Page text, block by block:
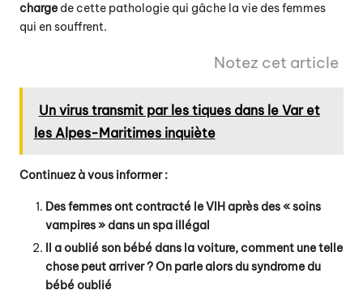
charge de cette pathologie qui gâche la vie des femmes
qui en souffrent.
Notez cet article
Un virus transmit par les tiques dans le Var et
les Alpes-Maritimes inquiète
Continuez à vous informer :
Des femmes ont contracté le VIH après des « soins
vampires » dans un spa illégal
Il a oublié son bébé dans la voiture, comment une telle
chose peut arriver ? On parle alors du syndrome du
bébé oublié